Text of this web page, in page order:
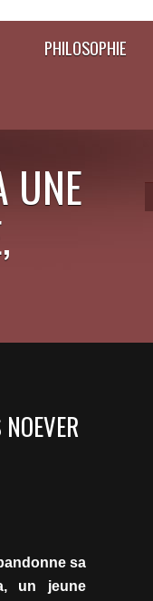
PHILOSOPHIE
UNE
sa
un jeune